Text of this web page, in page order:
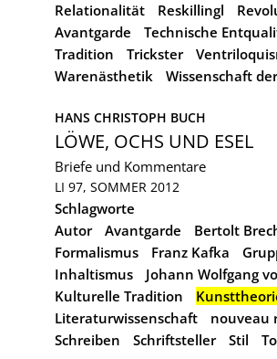
Relationalität
Reskillingl
Avantgarde
Technische
Tradition
Trickster
Warenästhetik
Wissenschaft
HANS CHRISTOPH BUCH
LÖWE, OCHS UND ESEL
Briefe und Kommentare
LI 97, SOMMER 2012
Schlagworte
Autor
Avantgarde Bertolt
Formalismus
Franz Kafka
Inhaltismus
Johann Wolfgang
Kulturelle Tradition
Literaturwissenschaft
nouveau
Schreiben
Schriftsteller Stil